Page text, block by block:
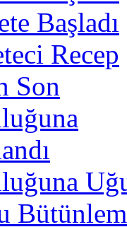
Başladı